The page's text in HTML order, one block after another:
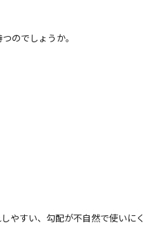
のでしょうか。
やすい、勾配が不自然で使いにく